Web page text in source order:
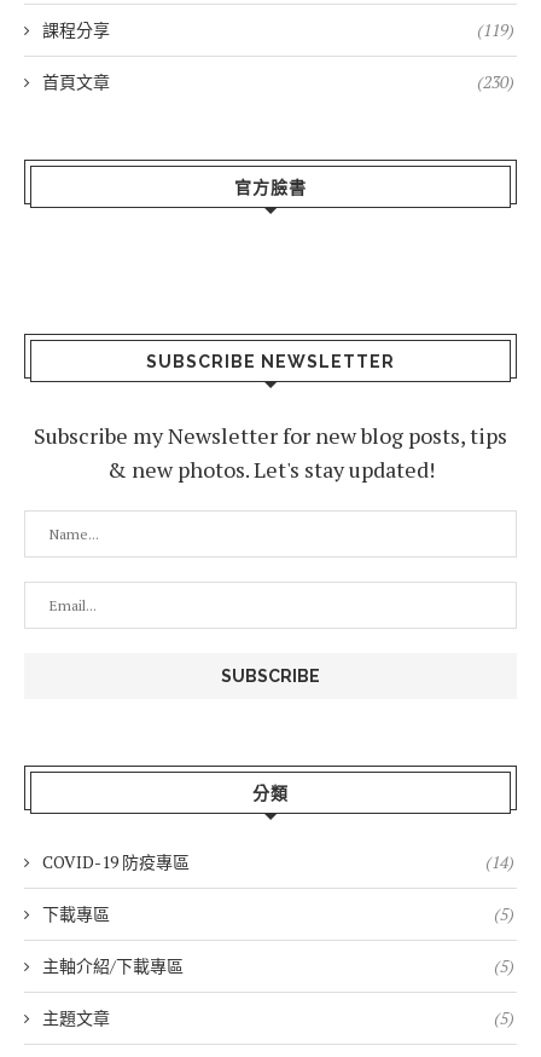
課程分享 (119)
首頁文章 (230)
官方臉書
SUBSCRIBE NEWSLETTER
Subscribe my Newsletter for new blog posts, tips
& new photos. Let's stay updated!
分類
COVID-19 防疫專區 (14)
下載專區 (5)
主軸介紹/下載專區 (5)
主題文章 (5)